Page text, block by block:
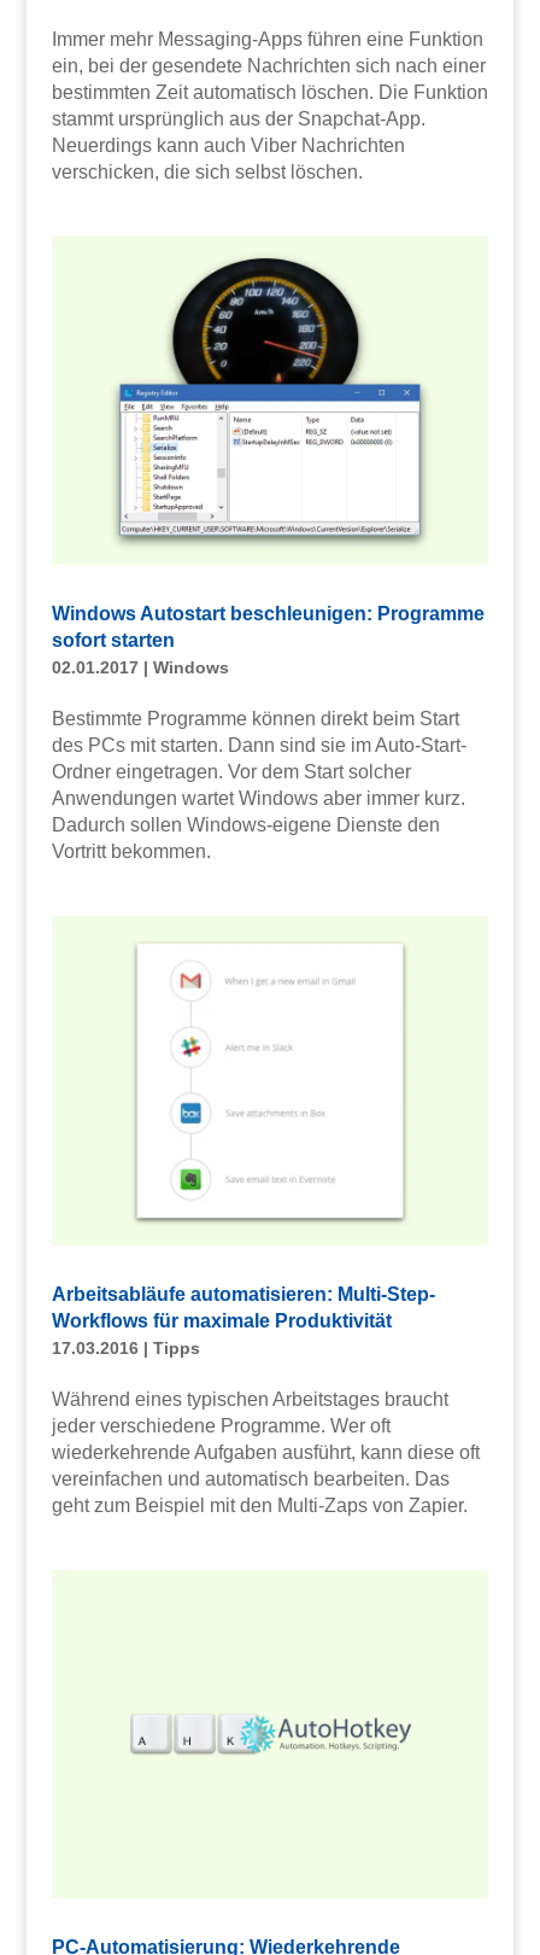
Immer mehr Messaging-Apps führen eine Funktion
ein, bei der gesendete Nachrichten sich nach einer
bestimmten Zeit automatisch löschen. Die Funktion
stammt ursprünglich aus der Snapchat-App.
Neuerdings kann auch Viber Nachrichten
verschicken, die sich selbst löschen.
Windows Autostart beschleunigen: Programme
sofort starten
02.01.2017| Windows
Bestimmte Programme können direkt beim Start
des PCs mit starten. Dann sind sie im Auto-Start-
Ordner eingetragen. Vor dem Start solcher
Anwendungen wartet Windows aber immer kurz.
Dadurch sollen Windows-eigene Dienste den
Vortritt bekommen.
Arbeitsabläufe automatisieren: Multi-Step-
Workflows für maximale Produktivität
17.03.2016| Tipps
Während eines typischen Arbeitstages braucht
jeder verschiedene Programme. Wer oft
wiederkehrende Aufgaben ausführt, kann diese oft
vereinfachen und automatisch bearbeiten. Das
geht zum Beispiel mit den Multi-Zaps von Zapier.
PC-Automatisierung: Wiederkehrende